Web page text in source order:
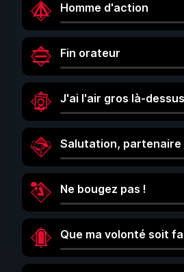
Homme d'action
Fin orateur
J'ai l'air gros là-dessus
Salutation, partenaire
Ne bougez pas !
Que ma volonté soit